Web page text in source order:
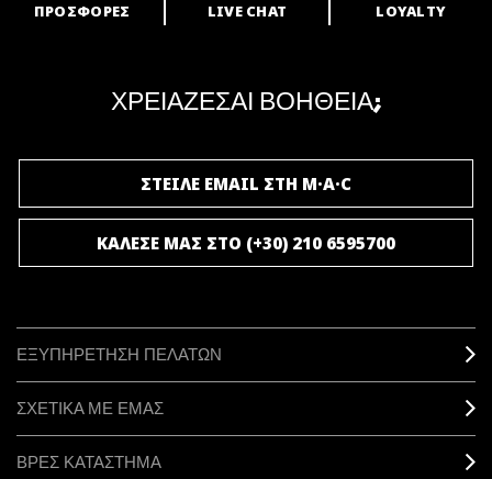
ARE YOU A M·A·C LOVER?
ΠΡΟΣΦΟΡΕΣ LIVE CHAT LOYALTY
ΧΡΕΙΑΖΕΣΑΙ ΒΟΗΘΕΙΑ;
ΣΤΕΙΛΕ EMAIL ΣΤΗ M·A·C
ΚΑΛΕΣΕ ΜΑΣ ΣΤΟ (+30) 210 6595700
ΕΞΥΠΗΡΕΤΗΣΗ ΠΕΛΑΤΩΝ
ΣΧΕΤΙΚΑ ΜΕ ΕΜΑΣ
ΒΡΕΣ ΚΑΤΑΣΤΗΜΑ